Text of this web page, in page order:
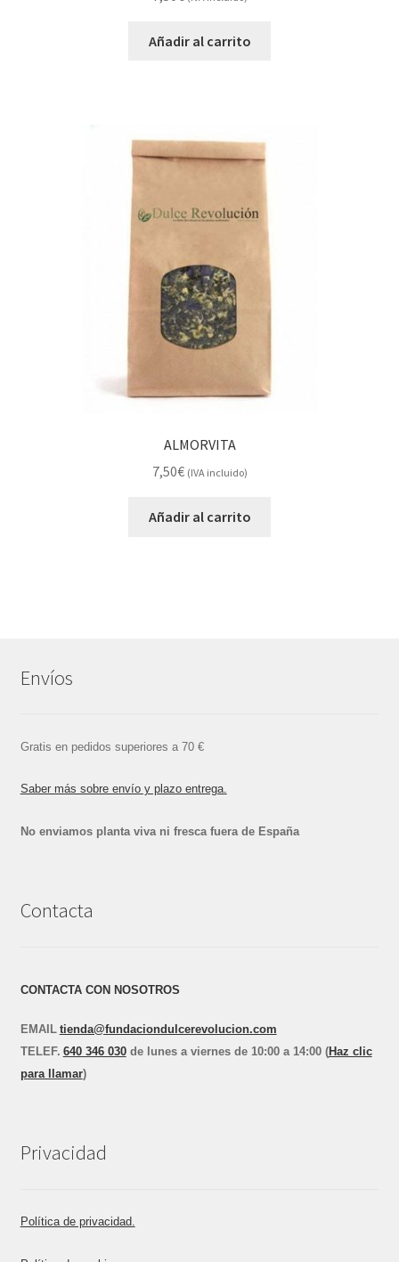
Añadir al carrito
ALMORVITA
7,50€ (IVA incluido)
Añadir al carrito
Envíos
Gratis en pedidos superiores a 70 €
Saber más sobre envío y plazo entrega.
No enviamos planta viva ni fresca fuera de España
Contacta
CONTACTA CON NOSOTROS
EMAIL tienda@fundaciondulcerevolucion.com
TELEF. 640 346 030de lunes a viernes de 10:00 a 14:00 (Haz clic
para llamar)
Privacidad
Política de privacidad.